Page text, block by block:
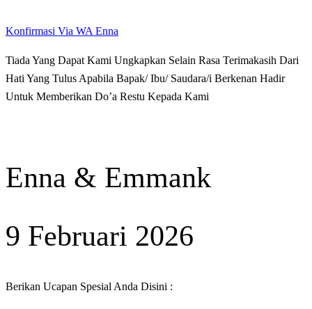
Konfirmasi Via WA Enna
Tiada Yang Dapat Kami Ungkapkan Selain Rasa Terimakasih Dari
Hati Yang Tulus Apabila Bapak/ Ibu/ Saudara/i Berkenan Hadir
Untuk Memberikan Do’a Restu Kepada Kami
Enna & Emmank
9 Februari 2026
Berikan Ucapan Spesial Anda Disini :